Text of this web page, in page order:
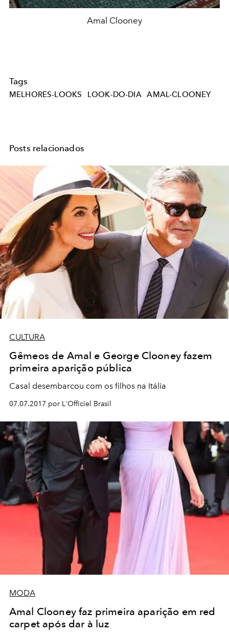
Amal Clooney
Tags
MELHORES-LOOKS LOOK-DO-DIA AMAL-CLOONEY
Posts relacionados
CULTURA
Gêmeos de Amal e George Clooney fazem
primeira aparição pública
Casal desembarcou com os filhos na Itália
07.07.2017 por L'Officiel Brasil
MODA
Amal Clooney faz primeira aparição em red
carpet após dar à luz